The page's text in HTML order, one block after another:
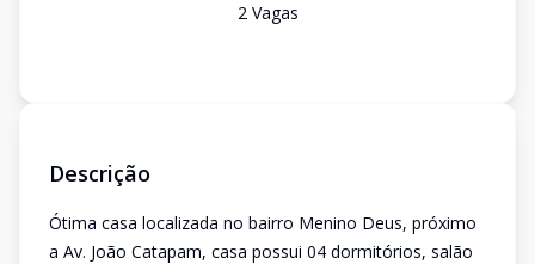
2Vagas
Descrição
Ótima casa localizada no bairro Menino Deus, próximo
a Av. João Catapam, casa possui 04 dormitórios, salão